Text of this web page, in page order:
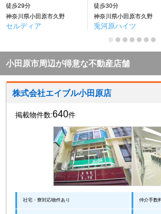
徒歩29分
神奈川県小田原市久野
セルディア
徒歩30分
神奈川県小田原市久野
兎河原ハイツ
小田原市周辺が得意な不動産店舗
株式会社エイブル小田原店
掲載物件数:640件
社宅・寮対応物件あり 仲介手数